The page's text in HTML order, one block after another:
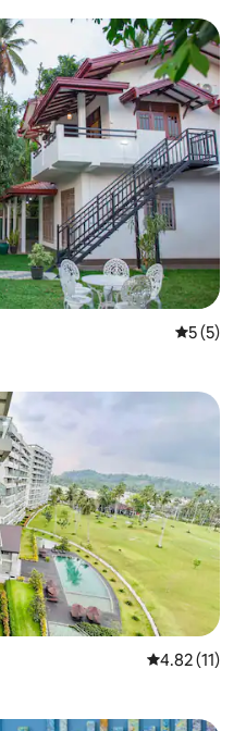
평점 5점
5 (5)
평점 4.82점
4.82 (11)